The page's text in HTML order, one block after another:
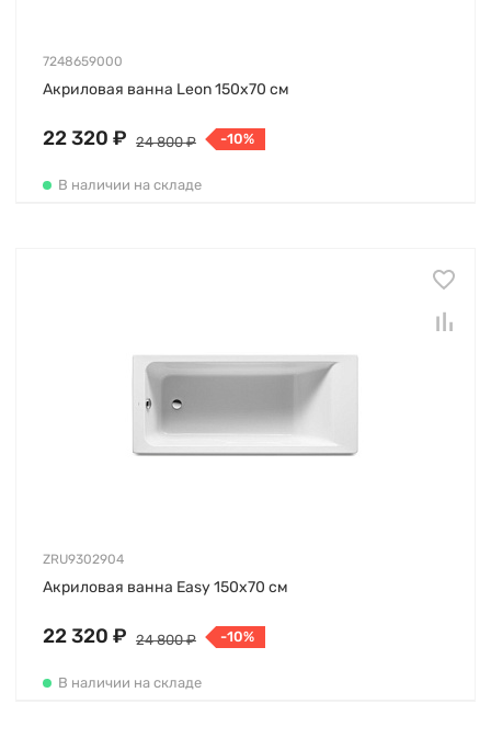
7248659000
Акриловая ванна Leon 150х70 см
22 320 ₽ 24 800 ₽ -10%
В наличии на складе
ZRU9302904
Акриловая ванна Easy 150х70 см
22 320 ₽ 24 800 ₽ -10%
В наличии на складе